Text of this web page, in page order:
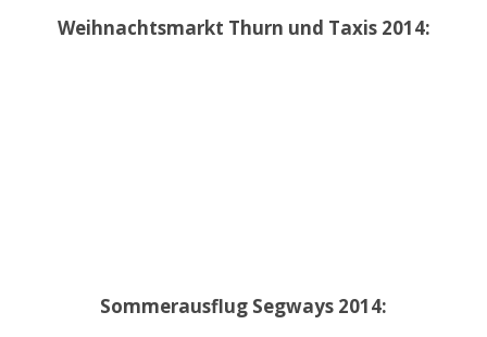
Weihnachtsmarkt Thurn und Taxis 2014:
Sommerausflug Segways 2014: